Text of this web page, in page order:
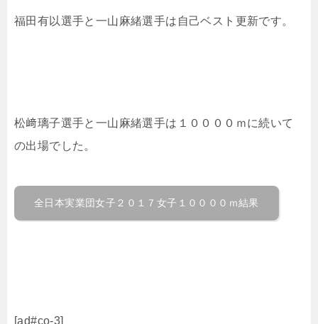
福田有以選手と一山麻緒選手は自己ベスト更新です。
松﨑璃子選手と一山麻緒選手は１００００ｍに続いて
の出場でした。
全日本実業団女子２０１７女子１００００ｍ結果
[ad#co-3]